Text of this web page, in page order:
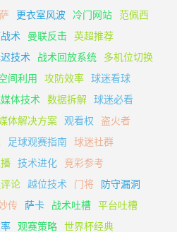
更衣室风波 冷门网站
范佩西
术 曼联反击
英超推荐
技术 战术回放系统
多机位切换
间利用 攻防效率
球迷看球
体技术 数据拆解
球迷必看
体解决方案 观看权
盗火者
足球观赛指南
球迷社群
技术进化
竞彩参考
论 越位技术 门将
防守漏洞
传 萨卡 战术吐槽
平台吐槽
观赛策略
世界杯经典